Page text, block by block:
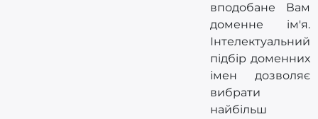
вподобане Вам
доменне ім'я.
Інтелектуальний
підбір доменних
імен дозволяє
вибрати
найбільш